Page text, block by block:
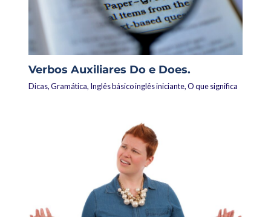
Verbos Auxiliares Do e Does.
Dicas,Gramática, Inglês básico inglês iniciante,O que significa